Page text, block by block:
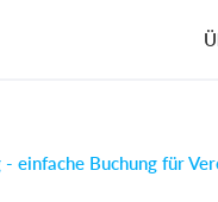
- einfache Buchung für